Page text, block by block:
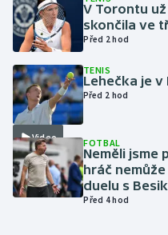
Moderní pětiboj
Motorsport
Olympijské hry
Parasport
Plavání
V Torontu
skončila ve
Před 2 hod
Video
TENIS
Lehečka je
Před 2 hod
FOTBAL
Neměli jsme
hráč
duelu s
Před 4 hod